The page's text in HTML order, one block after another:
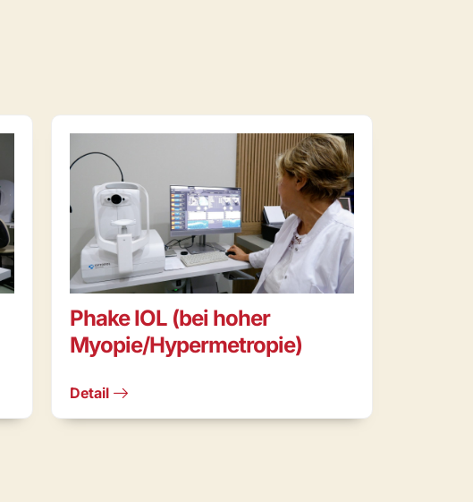
Phake IOL (bei hoher
Myopie/Hypermetropie)
Detail